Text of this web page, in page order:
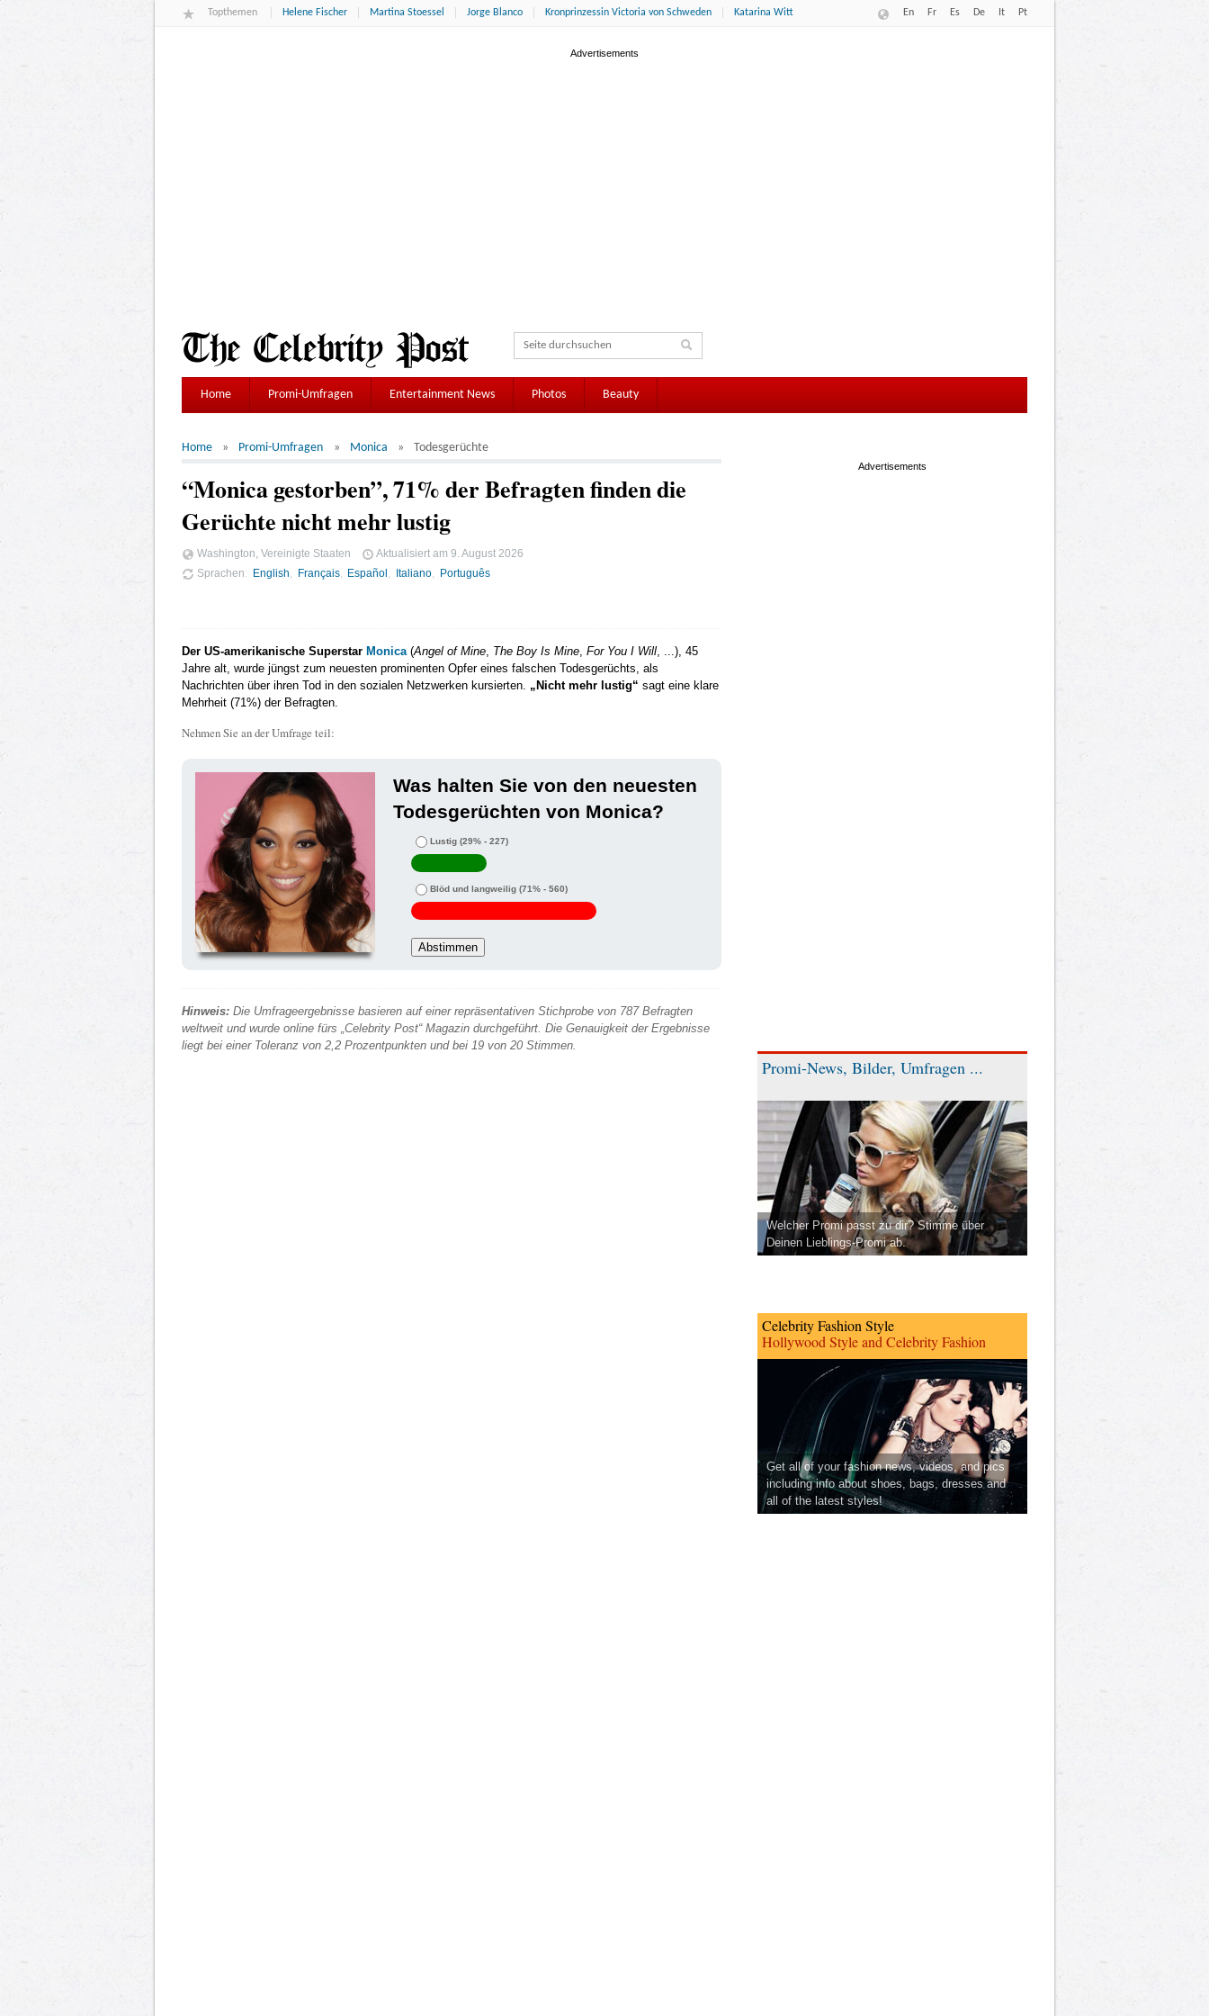
Topthemen Helene Fischer Martina Stoessel Jorge Blanco Kronprinzessin Victoria von Schweden Katarina Witt En Fr Es De It Pt
Home Promi-Umfragen Entertainment News Photos Beauty
Home Promi-Umfragen Monica Todesgerüchte
“Monica gestorben”, 71% der Befragten finden die
Gerüchte nicht mehr lustig
Washington, Vereinigte Staaten Aktualisiert am 9. August 2026
Sprachen
English Français Español Italiano Português
Der US-amerikanische Superstar Monica (Angel of Mine The Boy Is Mine For You I Will , ...), 45
Jahre alt, wurde jüngst zum neuesten prominenten Opfer eines falschen Todesgerüchts, als
Nachrichten über ihren Tod in den sozialen Netzwerken kursierten. „Nicht mehr lustig“ sagt eine klare
Mehrheit (71%) der Befragten.
Nehmen Sie an der Umfrage teil:
Was halten Sie von den neuesten
Todesgerüchten von Monica?
Lustig (29% - 227)
Blöd und langweilig (71% - 560)
Hinweis: Die Umfrageergebnisse basieren auf einer repräsentativen Stichprobe von 787 Befragten
weltweit und wurde online fürs „Celebrity Post“ Magazin durchgeführt. Die Genauigkeit der Ergebnisse
liegt bei einer Toleranz von 2,2 Prozentpunkten und bei 19 von 20 Stimmen.
Promi-News, Bilder, Umfragen ...
Welcher Promi passt zu dir? Stimme über
Deinen Lieblings-Promi ab.
Celebrity Fashion Style
Hollywood Style and Celebrity Fashion
Get all of your fashion news, videos, and pics
including info about shoes, bags, dresses and
all of the latest styles!